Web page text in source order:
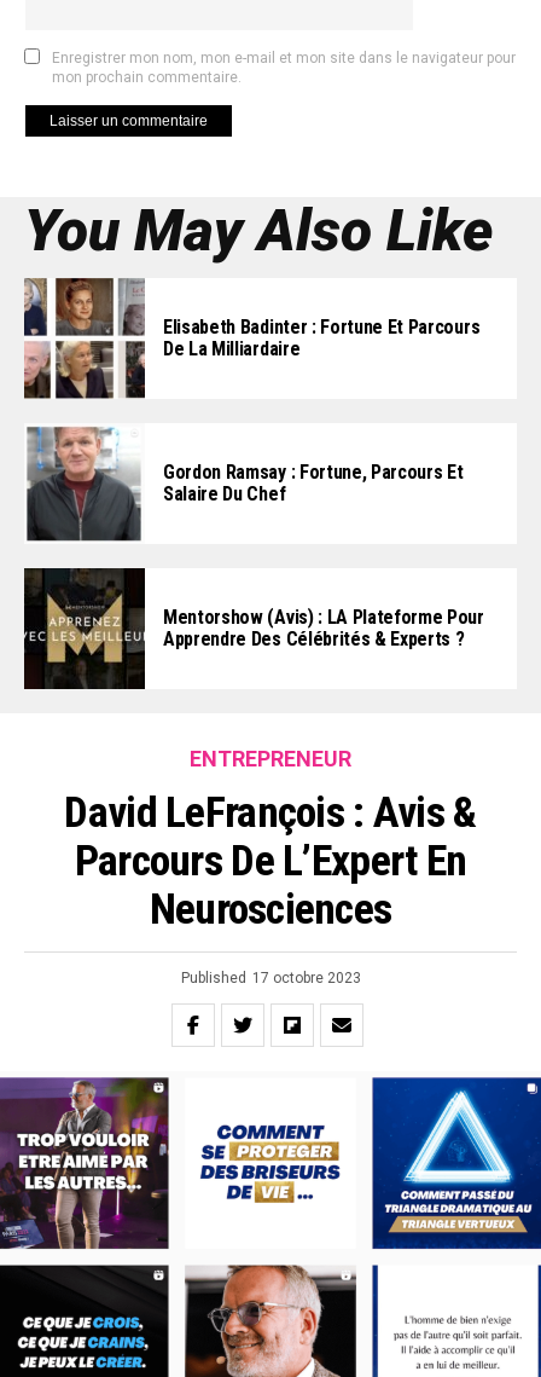
Enregistrer mon nom, mon e-mail et mon site dans le navigateur pour
mon prochain commentaire.
You May Also Like
Elisabeth Badinter : Fortune Et Parcours
De La Milliardaire
Gordon Ramsay : Fortune, Parcours Et
Salaire Du Chef
Mentorshow (Avis) : LA Plateforme Pour
Apprendre Des Célébrités & Experts ?
ENTREPRENEUR
David LeFrançois : Avis &
Parcours De L’Expert En
Neurosciences
Published 17 octobre 2023